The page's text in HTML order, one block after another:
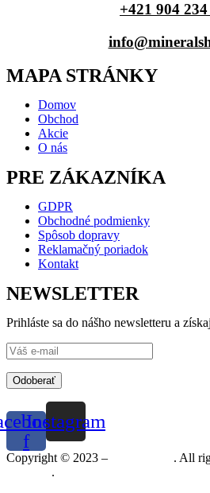
+421 904
MAPA STRÁNKY
Domov
Obchod
Akcie
O nás
PRE ZÁKAZNÍKA
GDPR
Obchodné podmienky
Spôsob dopravy
Reklamačný poriadok
Kontakt
NEWSLETTER
Prihláste sa do nášho newsletteru a
Odoberať
f
Instagram
Copyright © 2023 –
. All
.